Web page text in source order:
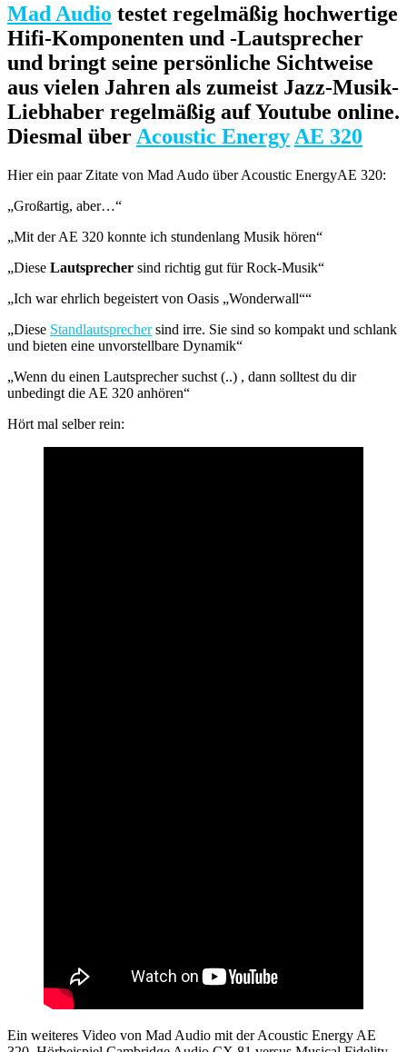
Mad Audio testet regelmäßig hochwertige
Hifi-Komponenten und -Lautsprecher
und bringt seine persönliche Sichtweise
aus vielen Jahren als zumeist Jazz-Musik-
Liebhaber regelmäßig auf Youtube online.
Diesmal über Acoustic Energy AE 320
Hier ein paar Zitate von Mad Audo über Acoustic EnergyAE 320:
„Großartig, aber…“
„Mit der AE 320 konnte ich stundenlang Musik hören“
„Diese Lautsprecher sind richtig gut für Rock-Musik“
„Ich war ehrlich begeistert von Oasis „Wonderwall““
„Diese Standlautsprechersind irre. Sie sind so kompakt und schlank
und bieten eine unvorstellbare Dynamik“
„Wenn du einen Lautsprecher suchst (..) , dann solltest du dir
unbedingt die AE 320 anhören“
Hört mal selber rein:
Ein weiteres Video von Mad Audio mit der Acoustic Energy AE